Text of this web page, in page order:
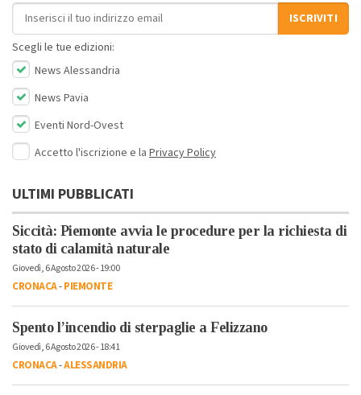
Indirizzo email
ISCRIVITI
Scegli le tue edizioni:
News Alessandria
News Pavia
Eventi Nord-Ovest
Accetto l'iscrizione e la Privacy Policy
ULTIMI PUBBLICATI
Siccità: Piemonte avvia le procedure per la richiesta di
stato di calamità naturale
Giovedì, 6 Agosto 2026 - 19:00
CRONACA-PIEMONTE
Spento l’incendio di sterpaglie a Felizzano
Giovedì, 6 Agosto 2026 - 18:41
CRONACA-ALESSANDRIA